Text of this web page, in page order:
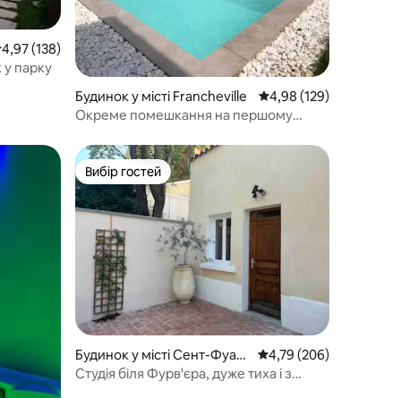
оцінка: 4,97 з 5, відгуки: 138
4,97 (138)
парку
Будинок у місті Francheville Середня оцінка: 4,98
4,98 (129)
Окреме помешкання на першому
Вибір гостей
Вибір гостей
Будинок у місті Сент-Фуа-л
е-Ліон
Середня оцінка: 4,79
4,79 (206)
Студія біля Фурв'єра, дуже тиха і з